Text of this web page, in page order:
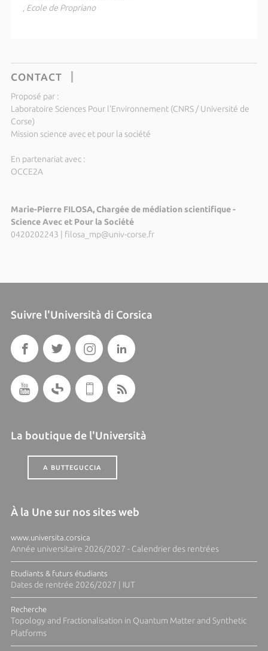
, Ecole de Propriano
CONTACT
Proposé par :
Laboratoire Sciences Pour l'Environnement (CNRS / Université de
Corse)
Mission science avec et pour la société
En partenariat avec :
OCCE2A
Marie-Pierre FILOSA, Chargée de médiation scientifique -
Science Avec et Pour la Société
0420202243
filosa_mp@univ-corse.fr
Suivre l'Università di Corsica
La boutique de l'Università
A BUTTEGUCCIA
À la Une sur nos sites web
www.universita.corsica
Année universitaire 2026/2027 - Calendrier des rentrées
Etudiants & futurs étudiants
Dates de rentrée 2026/2027 | IUT
Recherche
Topology and Fractionalisation in Quantum Matter and Synthetic
Platforms